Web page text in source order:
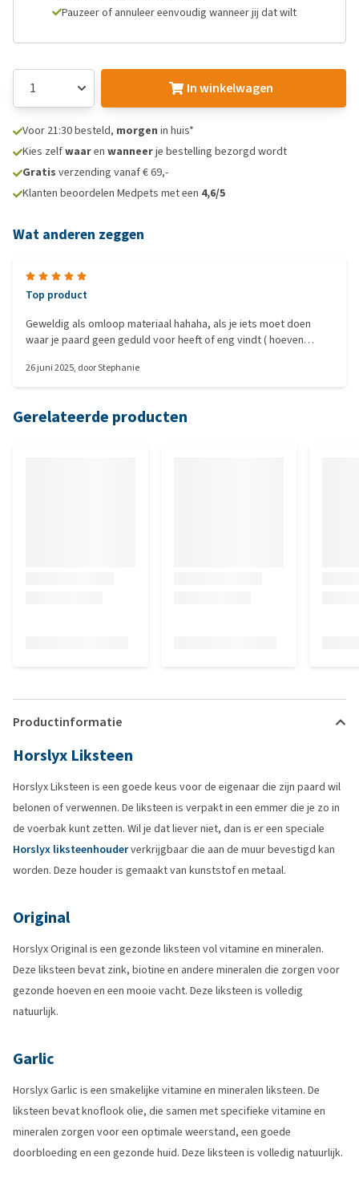
Pauzeer of annuleer eenvoudig wanneer jij dat wilt
In winkelwagen
Voor 21:30 besteld, morgen in huis*
Kies zelfwaaren wanneerje bestelling bezorgd wordt
Gratis verzending vanaf € 69,-
Klanten beoordelen Medpets met een 4,6/5
Wat anderen zeggen
Top product
Geweldig als omloop materiaal hahaha, als je iets moet doen
waar je paard geen geduld voor heeft of eng vindt ( hoeven
emmertje voor zijn neus en je kan alles! En het is nog goed voor
26 juni 2025, doorStephanie
Gerelateerde producten
Productinformatie
Horslyx Liksteen
Horslyx Liksteen is een goede keus voor de eigenaar die zijn paard wil
belonen of verwennen. De liksteen is verpakt in een emmer die je zo in
de voerbak kunt zetten. Wil je dat liever niet, dan is er een speciale
Horslyx liksteenhouderverkrijgbaar die aan de muur bevestigd kan
worden. Deze houder is gemaakt van kunststof en metaal.
Original
Horslyx Original is een gezonde liksteen vol vitamine en mineralen.
Deze liksteen bevat zink, biotine en andere mineralen die zorgen voor
gezonde hoeven en een mooie vacht. Deze liksteen is volledig
natuurlijk.
Garlic
Horslyx Garlic is een smakelijke vitamine en mineralen liksteen. De
liksteen bevat knoflook olie, die samen met specifieke vitamine en
mineralen zorgen voor een optimale weerstand, een goede
doorbloeding en een gezonde huid. Deze liksteen is volledig natuurlijk.